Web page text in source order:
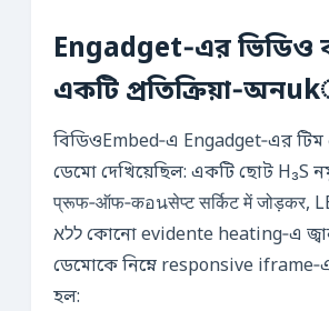
Engadget‑এর ভিডিও
একটি
বিডিওEmbed‑এ Engadget‑এর
ডেমো দেখিয়েছিল: একটি ছোট H₃S
प्रूफ‑ऑफ‑कอนसेप्ट सर्किट में जोड़कर,
ללא কোনো evidente heating‑এ জ্বালায়। এই
ডেমোকে নিম্নে responsive
হল: